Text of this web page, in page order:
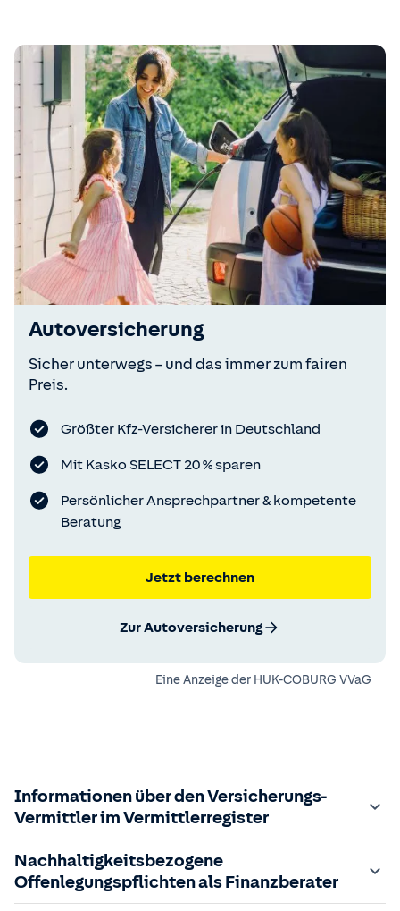
Autoversicherung
Sicher unterwegs – und das immer zum fairen
Preis.
Größter Kfz-Versicherer in Deutschland
Mit Kasko SELECT 20 % sparen
Persönlicher Ansprechpartner & kompetente
Beratung
Jetzt berechnen
Zur Autoversicherung
Eine Anzeige der HUK-COBURG VVaG
Informationen über den Versicherungs-
Vermittler im Vermittlerregister
Zuständige Aufsichtsbehörde:
Der Vermittler ist gebundener Versicherungsvermittler
gem. §34d GewO, bei der zuständigen IHK gemeldet und
Nachhaltigkeitsbezogene
Offenlegungspflichten als Finanzberater